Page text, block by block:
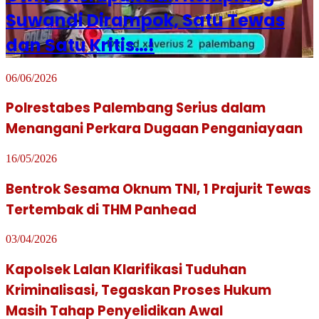
Suwandi Dirampok, Satu Tewas
dan Satu Kritis…!
06/06/2026
Polrestabes Palembang Serius dalam
Menangani Perkara Dugaan Penganiayaan
16/05/2026
Bentrok Sesama Oknum TNI, 1 Prajurit Tewas
Tertembak di THM Panhead
03/04/2026
Kapolsek Lalan Klarifikasi Tuduhan
Kriminalisasi, Tegaskan Proses Hukum
Masih Tahap Penyelidikan Awal